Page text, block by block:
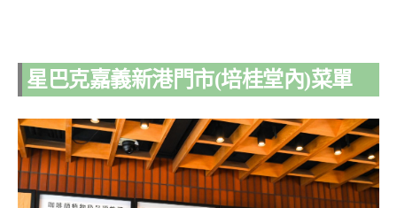
星巴克嘉義新港門市(培桂堂內)菜單